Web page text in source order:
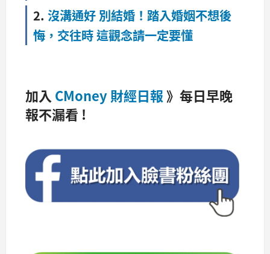
2. 沒溝通好 別結婚！踏入婚姻不想後
悔，交往時 這觀念請一定要懂
加入 CMoney 財經日報》每日早晚
報不漏看 !